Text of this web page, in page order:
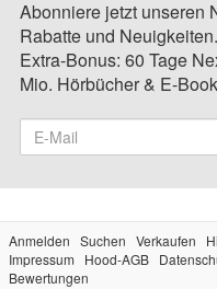
Abonniere jetzt unseren
Rabatte und Neuigkeiten.
Extra-Bonus: 60 Tage
Mio. Hörbücher & E-
Anmelden Suchen Verkaufen
Impressum
Hood-AGB
Bewertungen